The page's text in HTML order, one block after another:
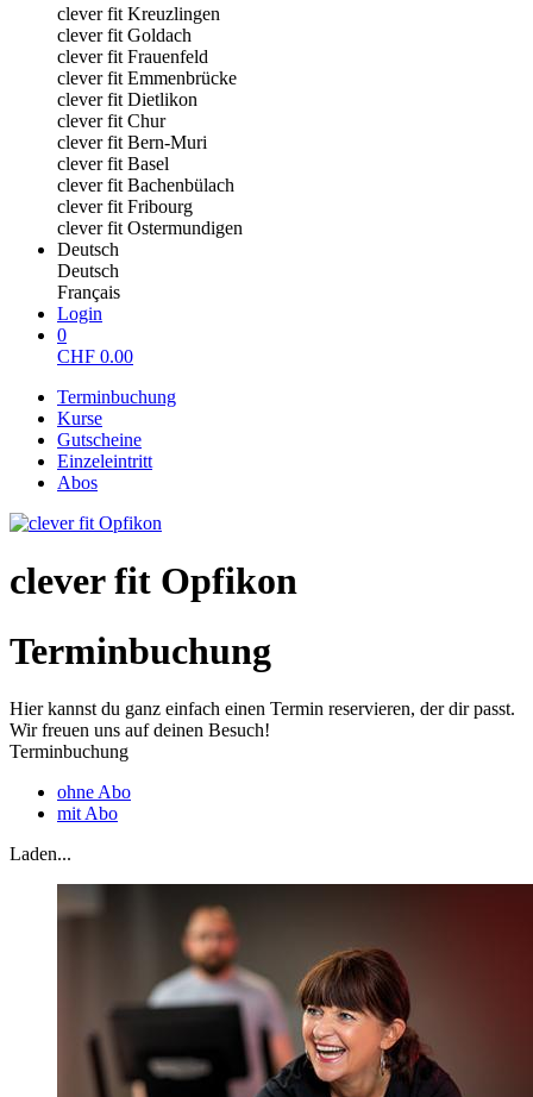
clever fit Kreuzlingen
clever fit Goldach
clever fit Frauenfeld
clever fit Emmenbrücke
clever fit Dietlikon
clever fit Chur
clever fit Bern-Muri
clever fit Basel
clever fit Bachenbülach
clever fit Fribourg
clever fit Ostermundigen
Deutsch
Deutsch
Français
Login
0
CHF 0.00
Terminbuchung
Kurse
Gutscheine
Einzeleintritt
Abos
clever fit Opfikon
Terminbuchung
Hier kannst du ganz einfach einen Termin reservieren, der dir passt.
Wir freuen uns auf deinen Besuch!
Terminbuchung
ohne Abo
mit Abo
Laden...